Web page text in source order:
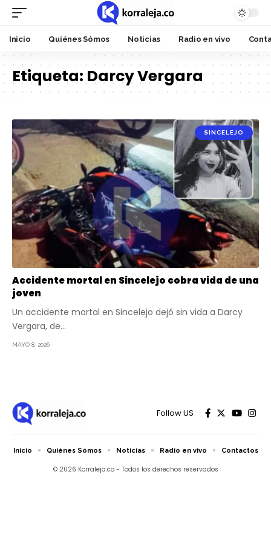
Inicio Quiénes Sómos Noticias Radio en vivo
Etiqueta:Darcy Vergara
SINCELEJO
Accidente mortal en Sincelejo cobra vida de una
joven
Un accidente mortal en Sincelejo dejó sin vida a Darcy
Vergara, de…
MAYO 8, 2026
Follow US
© 2026 Korraleja.co - Todos los derechos reservados
Inicio Quiénes Sómos Noticias Radio en vivo Contactos